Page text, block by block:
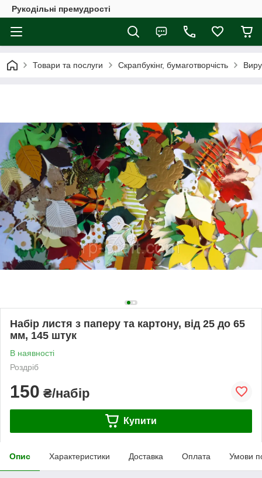
Рукодільні премудрості
Товари та послуги Скрапбукінг, бумаготворчість
Набір листя з паперу та картону, від 25 до 65
мм, 145 штук
В наявності
Роздріб
150 ₴/набір
Купити
Опис Характеристики Доставка Оплата Умови